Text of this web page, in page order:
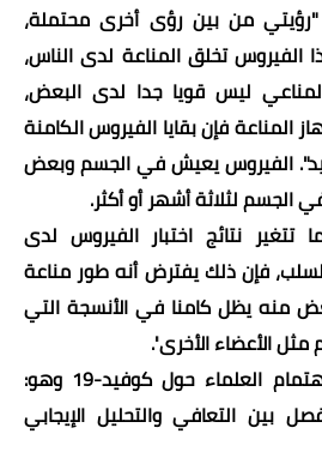
"رؤيتي من بين رؤى أخرى محتملة،
الفيروس تخلق المناعة لدى الناس،
ليس قويا جدا لدى البعض،
فإن بقايا الفيروس الكامنة
الفيروس يعيش في الجسم وبعض
الجسم لثلاثة أشهر أو أكثر.
تتغير نتائج اختبار الفيروس لدى
فإن ذلك يفترض أنه طور مناعة
منه يظل كامنا في الأنسجة التي
الأعضاء الأخرى".
وهناك شيء آخر يثير اهتمام العلماء حول كوفيد-19 وهو:
بين التعافي والتحليل الإيجابي